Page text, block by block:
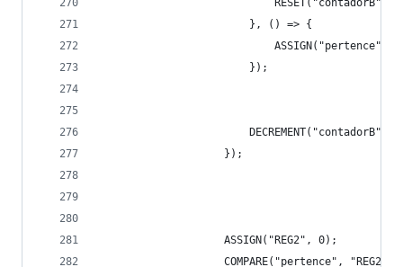
                            RESET("contadorB");
                        }, () => {
ASSIGN("pertence",
                        });
                        DECREMENT("contadorB");
                    });
                    ASSIGN("REG2", 0);
                    COMPARE("pertence", "REG2");